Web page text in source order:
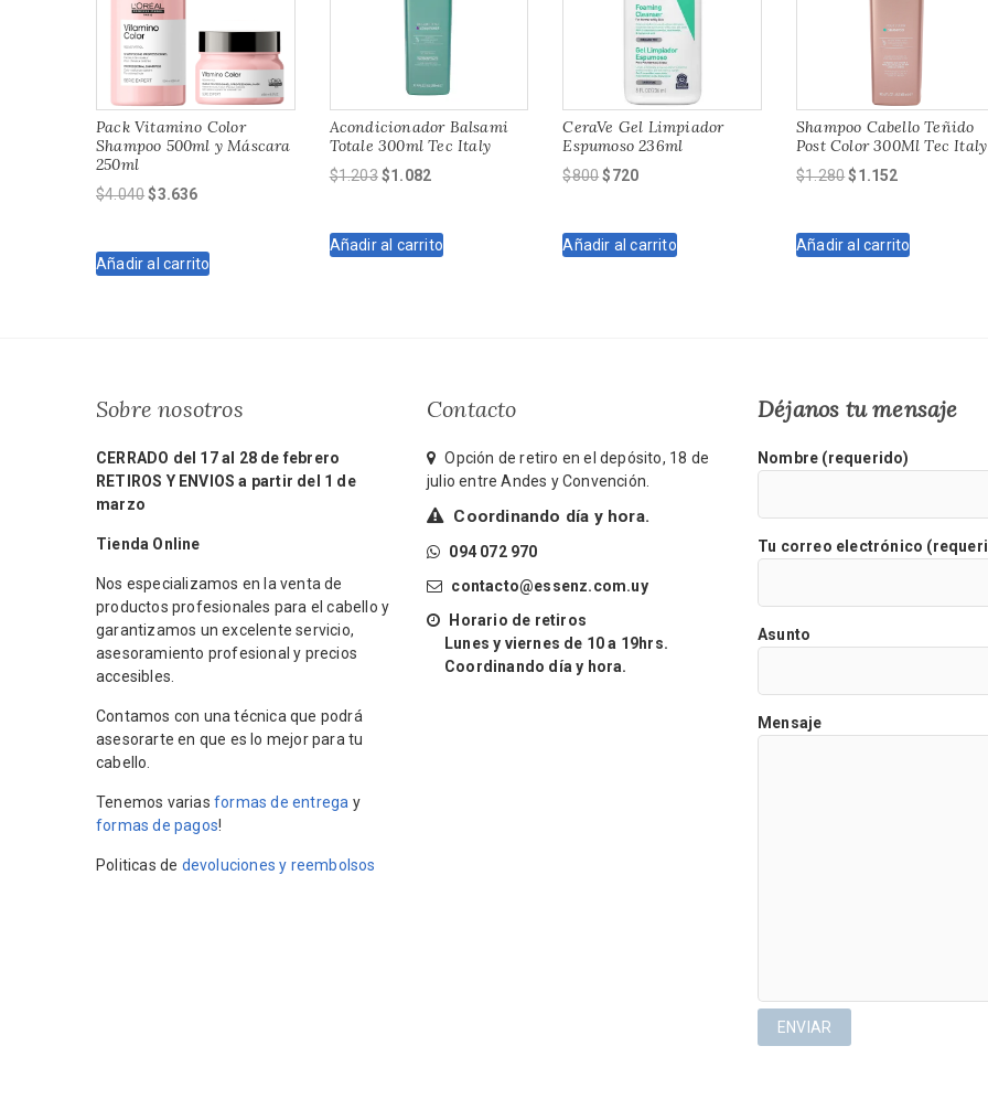
Pack Vitamino Color
Shampoo 500ml y Máscara
250ml
$4.040El
era:
$3.636El
es:
Añadir al carrito
Acondicionador Balsami
Totale 300ml Tec Italy
$1.203El
era:
$1.082El
es:
Añadir al carrito
CeraVe Gel Limpiador
Espumoso 236ml
$800El
era:
$720El
es:
Añadir al carrito
Shampoo Cabello Teñido
Post Color 300Ml Tec Italy
$1.280El
era:
$1.152El
es:
Añadir al carrito
Sobre nosotros
CERRADO del 17 al 28 de febrero
RETIROS Y ENVIOS a partir del 1 de
marzo
Tienda Online
Nos especializamos en la venta de
productos profesionales para el cabello y
garantizamos un excelente servicio,
asesoramiento profesional y precios
accesibles.
Contamos con una técnica que podrá
asesorarte en que es lo mejor para tu
cabello.
Tenemos varias formas de entrega y
formas de pagos!
Politicas de devoluciones y reembolsos
Contacto
Opción de retiro en el depósito, 18 de
julio entre Andes y Convención.
Coordinando día y hora.
094 072 970
contacto@essenz.com.uy
Horario de retiros
Lunes y viernes de 10 a 19hrs.
Coordinando día y hora.
Déjanos tu mensaje
Nombre (requerido)
Tu correo electrónico
Asunto
Mensaje